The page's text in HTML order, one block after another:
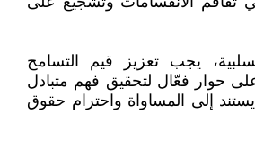
يجب تعزيز قيم التسامح
حوار فعّال لتحقيق فهم متبادل
إلى المساواة واحترام حقوق